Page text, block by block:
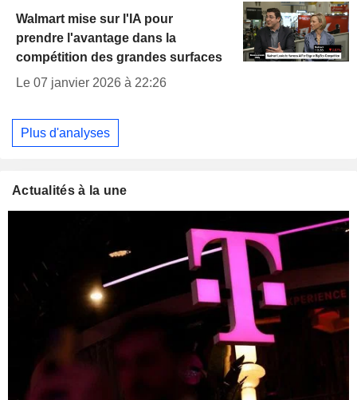
Walmart mise sur l'IA pour
prendre l'avantage dans la
compétition des grandes surfaces
Le 07 janvier 2026 à 22:26
Plus d'analyses
Actualités à la une